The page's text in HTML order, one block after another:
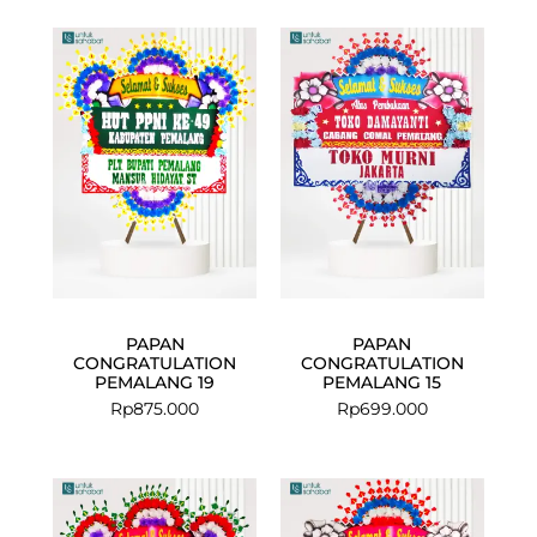
PAPAN
CONGRATULATION
PEMALANG 19
Rp875.000
PAPAN
CONGRATULATION
PEMALANG 15
Rp699.000
price
price
price
price